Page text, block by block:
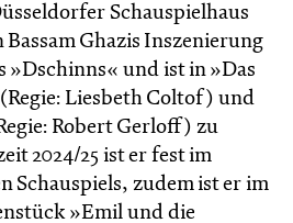
Schauspielhaus
Ghazis Inszenierung
»Dschinns« und ist in »Das
Liesbeth Coltof) und
Robert Gerloff) zu
2024/25 ist er fest im
Schauspiels, zudem ist er im
»Emil und die